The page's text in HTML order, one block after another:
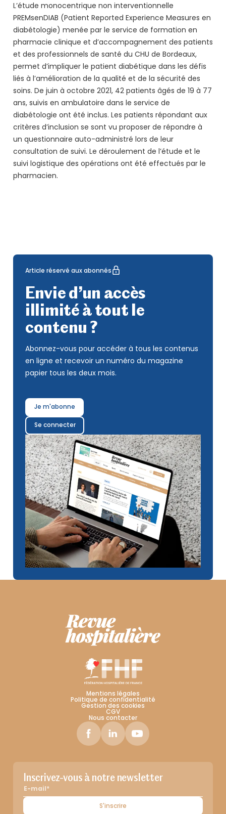
L’étude monocentrique non interventionnelle
PREMsenDIAB (Patient Reported Experience Measures en
diabétologie) menée par le service de formation en
pharmacie clinique et d’accompagnement des patients
et des professionnels de santé du CHU de Bordeaux,
permet d’impliquer le patient diabétique dans les défis
liés à l’amélioration de la qualité et de la sécurité des
soins. De juin à octobre 2021, 42 patients âgés de 19 à 77
ans, suivis en ambulatoire dans le service de
diabétologie ont été inclus. Les patients répondant aux
critères d’inclusion se sont vu proposer de répondre à
un questionnaire auto-administré lors de leur
consultation de suivi. Le déroulement de l’étude et le
suivi logistique des opérations ont été effectués par le
pharmacien.
Article réservé aux abonnés
Envie d’un accès
illimité à tout le
contenu ?
Abonnez-vous pour accéder à tous les contenus
en ligne et recevoir un numéro du magazine
papier tous les deux mois.
Je m'abonne
Se connecter
Mentions légales
Politique de confidentialité
Gestion des cookies
CGV
Nous contacter
Inscrivez-vous à notre newsletter
S'inscrire